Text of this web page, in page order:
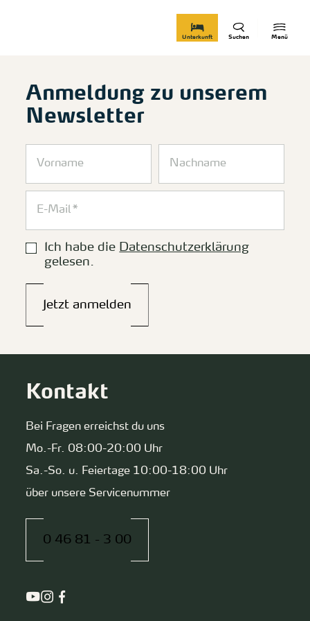
Menü
Suchen
Unterkunft
Anmeldung zu unserem
Newsletter
Ich habe die Datenschutzerklärung
gelesen.
Jetzt anmelden
Kontakt
Bei Fragen erreichst du uns
Mo.-Fr. 08:00-20:00 Uhr
Sa.-So. u. Feiertage 10:00-18:00 Uhr
über unsere Servicenummer
0 46 81 - 3 00